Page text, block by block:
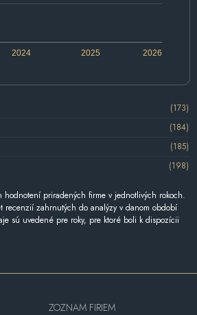
2024 2026
2025
(173)
(184)
(185)
(198)
hodnotení priradených firme v jednotlivých rokoch.
recenzií zahrnutých do analýzy v danom období
sú uvedené pre roky, pre ktoré boli k dispozícii
ZOZNAM FIRIEM